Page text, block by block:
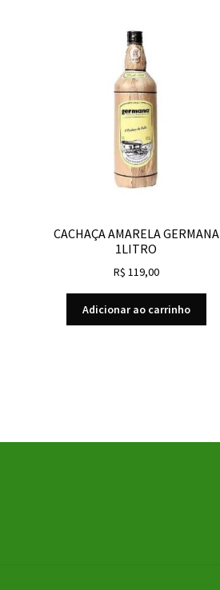
CACHAÇA AMARELA GERMANA
1LITRO
R$ 119,00
Adicionar ao carrinho